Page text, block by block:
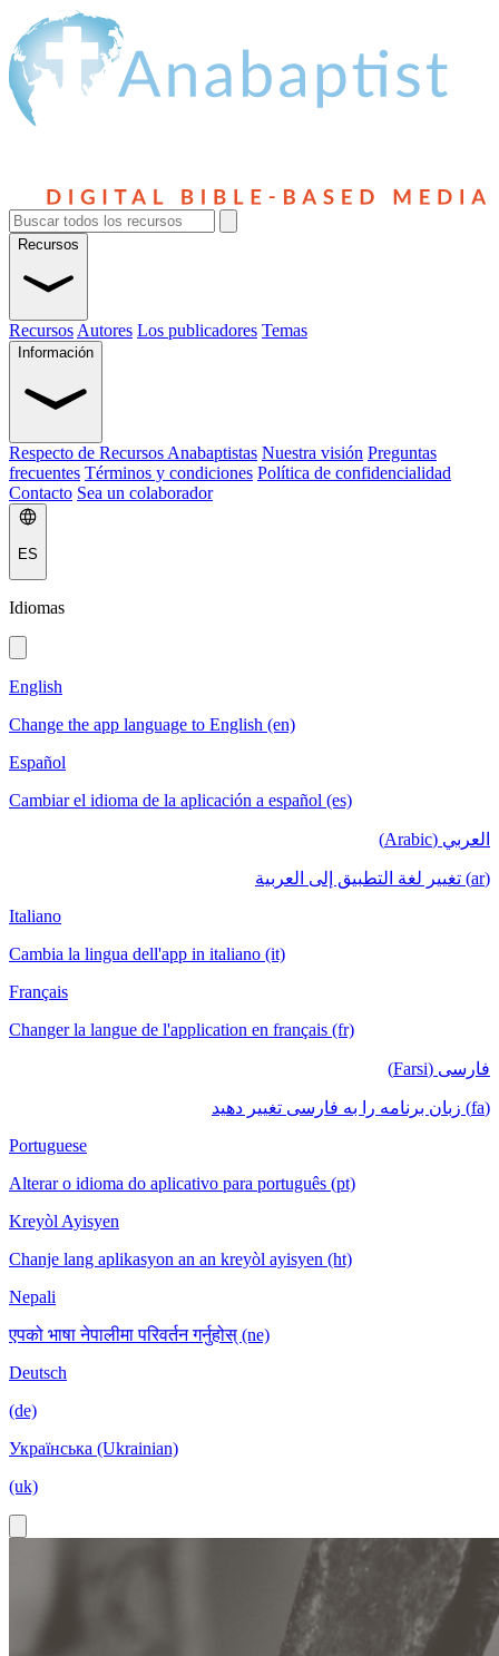
Recursos
Recursos Autores Los publicadores Temas
Información
Respecto de Recursos Anabaptistas Nuestra visión Preguntas
frecuentes Términos y condiciones Política de confidencialidad
Contacto Sea un colaborador
ES
Idiomas
English
Change the app language to English (en)
Español
Cambiar el idioma de la aplicación a español (es)
العربي (Arabic)
(ar) تغيير لغة التطبيق إلى العربية
Italiano
Cambia la lingua dell'app in italiano (it)
Français
Changer la langue de l'application en français (fr)
فارسی (Farsi)
(fa) زبان برنامه را به فارسی تغییر دهید
Portuguese
Alterar o idioma do aplicativo para português (pt)
Kreyòl Ayisyen
Chanje lang aplikasyon an an kreyòl ayisyen (ht)
Nepali
एपको भाषा नेपालीमा परिवर्तन गर्नुहोस् (ne)
Deutsch
(de)
Українська (Ukrainian)
(uk)